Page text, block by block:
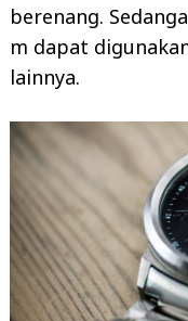
berenang.
m dapat
lainnya.